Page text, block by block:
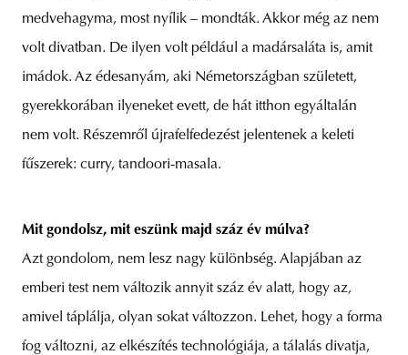
medvehagyma, most nyílik – mondták. Akkor még az nem
volt divatban. De ilyen volt például a madársaláta is, amit
imádok. Az édesanyám, aki Németországban született,
gyerekkorában ilyeneket evett, de hát itthon egyáltalán
nem volt. Részemről újrafelfedezést jelentenek a keleti
fűszerek: curry, tandoori-masala.
Mit gondolsz, mit eszünk majd száz év múlva?
Azt gondolom, nem lesz nagy különbség. Alapjában az
emberi test nem változik annyit száz év alatt, hogy az,
amivel táplálja, olyan sokat változzon. Lehet, hogy a forma
fog változni, az elkészítés technológiája, a tálalás divatja,